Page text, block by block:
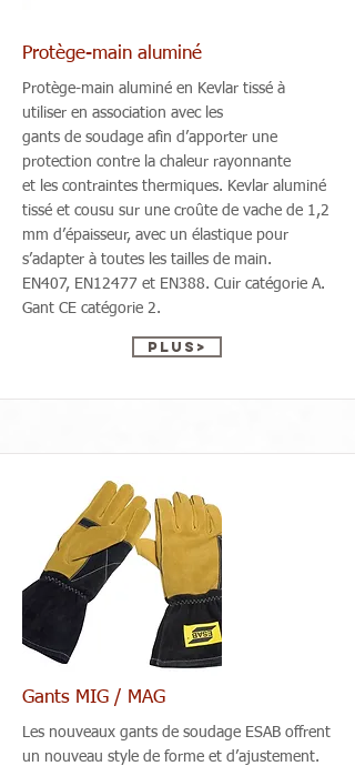
Protège-main aluminé
Protège-main aluminé en Kevlar tissé à
utiliser en association avec les
gants de soudage afin d’apporter une
protection contre la chaleur rayonnante
et les contraintes thermiques. Kevlar aluminé
tissé et cousu sur une croûte de vache de 1,2
mm d’épaisseur, avec un élastique pour
s’adapter à toutes les tailles de main.
EN407, EN12477 et EN388. Cuir catégorie A.
Gant CE catégorie 2.
Plus>
Gants MIG / MAG
Les nouveaux gants de soudage ESAB offrent
un nouveau style de forme et d’ajustement.